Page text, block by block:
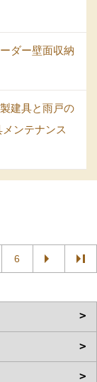
ダー壁面収納
建具と雨戸の
ンテナンス
6